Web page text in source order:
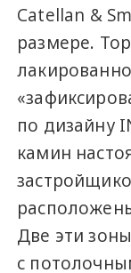
Catellan &
размере.
по дизайну
камин
Две эти
с